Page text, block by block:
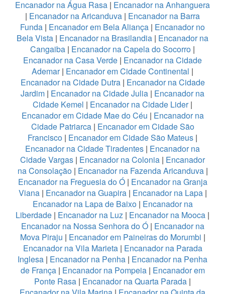
Encanador na Água Rasa | Encanador na Anhanguera
| Encanador na Aricanduva | Encanador na Barra
Funda | Encanador em Bela Aliança | Encanador no
Bela Vista | Encanador na Brasilandia | Encanador na
Cangaiba | Encanador na Capela do Socorro |
Encanador na Casa Verde | Encanador na Cidade
Ademar| Encanador em Cidade Continental |
Encanador na Cidade Dutra | Encanador na Cidade
Jardim | Encanador na Cidade Julia | Encanador na
Cidade Kemel | Encanador na Cidade Lider|
Encanador em Cidade Mae do Céu | Encanador na
Cidade Patriarca| Encanador em Cidade São
Francisco | Encanador em Cidade São Mateus |
Encanador na Cidade Tiradentes | Encanador na
Cidade Vargas | Encanador na Colonia | Encanador
na Consolação | Encanador na Fazenda Aricanduva|
Encanador na Freguesia do Ó| Encanador na Granja
Viana| Encanador na Guapira| Encanador na Lapa|
Encanador na Lapa de Baixo | Encanador na
Liberdade | Encanador na Luz | Encanador na Mooca |
Encanador na Nossa Senhora do Ó| Encanador na
Mova Piraju | Encanador em Paineiras do Morumbi |
Encanador na Vila Marieta| Encanador na Parada
Inglesa | Encanador na Penha | Encanador na Penha
de França | Encanador na Pompeia| Encanador em
Ponte Rasa | Encanador na Quarta Parada |